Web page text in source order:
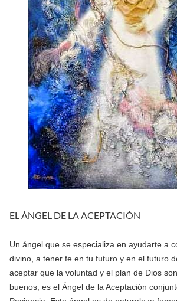
EL ÁNGEL DE LA ACEPTACIÓN
Un ángel que se especializa en ayudarte a
divino, a tener fe en tu futuro y en el futuro
aceptar que la voluntad y el plan de Dios
buenos, es el Ángel de la Aceptación